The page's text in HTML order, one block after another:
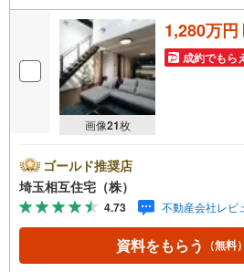
画像21枚
1,280万円
成約でもら
ゴールド推奨店
埼玉相互住宅（株）
4.73 不動産会社レビ
資料をもらう （無料）